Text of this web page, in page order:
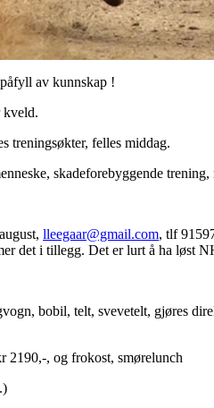
av kunnskap !
kveld.
treningsøkter, felles middag.
skadeforebyggende
lleegaar@gmail.com, tlf
det i tillegg. Det er lurt å ha løst
bobil, telt, svevetelt, gjøres
2190,-, og frokost, smørelunch